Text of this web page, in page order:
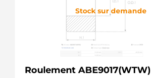
Stock sur demande
Roulement ABE9017(WTW)